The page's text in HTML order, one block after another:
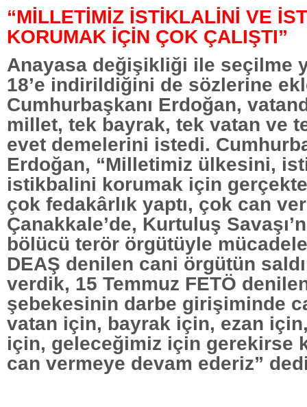
“MİLLETİMİZ İSTİKLALİNİ VE
KORUMAK İÇİN ÇOK ÇALIŞTI”
Anayasa değişikliği ile seçilme
18’e indirildiğini de sözlerine
Cumhurbaşkanı Erdoğan,
millet, tek bayrak, tek vatan ve
evet demelerini istedi.
Erdoğan, “Milletimiz ülkesini,
istikbalini korumak için
çok fedakârlık yaptı, çok can
Çanakkale’de, Kurtuluş
bölücü terör örgütüyle
DEAŞ denilen cani örgütün
verdik, 15 Temmuz FETÖ
şebekesinin darbe girişiminde
vatan için, bayrak için, ezan
için, geleceğimiz için gerekirse
can vermeye devam ederiz”